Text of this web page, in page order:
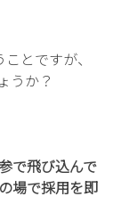
とですが、
うか？
で飛び込んで
場で採用を即